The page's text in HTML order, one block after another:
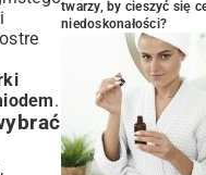
.
twarzy, by cieszyć się
niedoskonałości?